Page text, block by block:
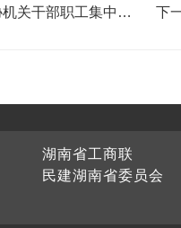
关干部职工集中收
下
湖南省工商联
民建湖南省委员会